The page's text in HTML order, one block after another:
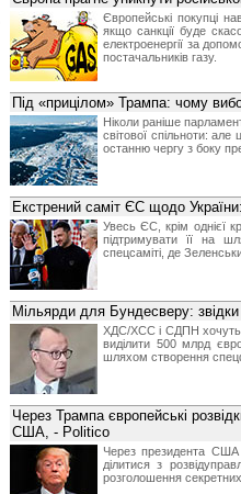
Європейські покупці
якщо санкції буде
електроенергії за
постачальників газу.
Під «прицілом» Трампа: чому
Ніколи раніше
світової спільноти:
останню чергу з боку
Екстрений саміт ЄС щодо
Увесь ЄС, крім однієї
підтримувати її на
спецсаміті, де
Мільярди для Бундесверу:
ХДС/ХСС і СДПН хочуть
виділити 500 млрд
шляхом створення
Через Трампа європейські
США, - Politico
Через президента США
ділитися з
розголошення